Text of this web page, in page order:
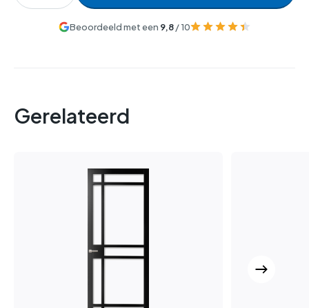
Beoordeeld met een 9,8/ 10
Gerelateerd